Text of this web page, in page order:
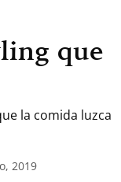
que
la comida luzca
2019